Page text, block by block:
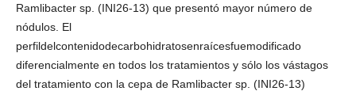
Ramlibacter sp. (INI26-13) que presentó mayor número de
nódulos. El
perfildelcontenidodecarbohidratosenraícesfuemodificado
diferencialmente en todos los tratamientos y sólo los vástagos
del tratamiento con la cepa de Ramlibacter sp. (INI26-13)